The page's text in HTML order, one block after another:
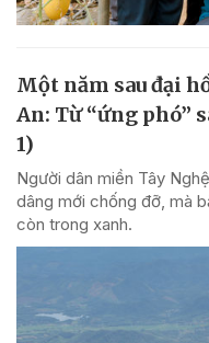
Một năm sau đại
An: Từ “ứng phó”
1)
Người dân miền Tây
dâng mới chống đỡ, mà
còn trong xanh.